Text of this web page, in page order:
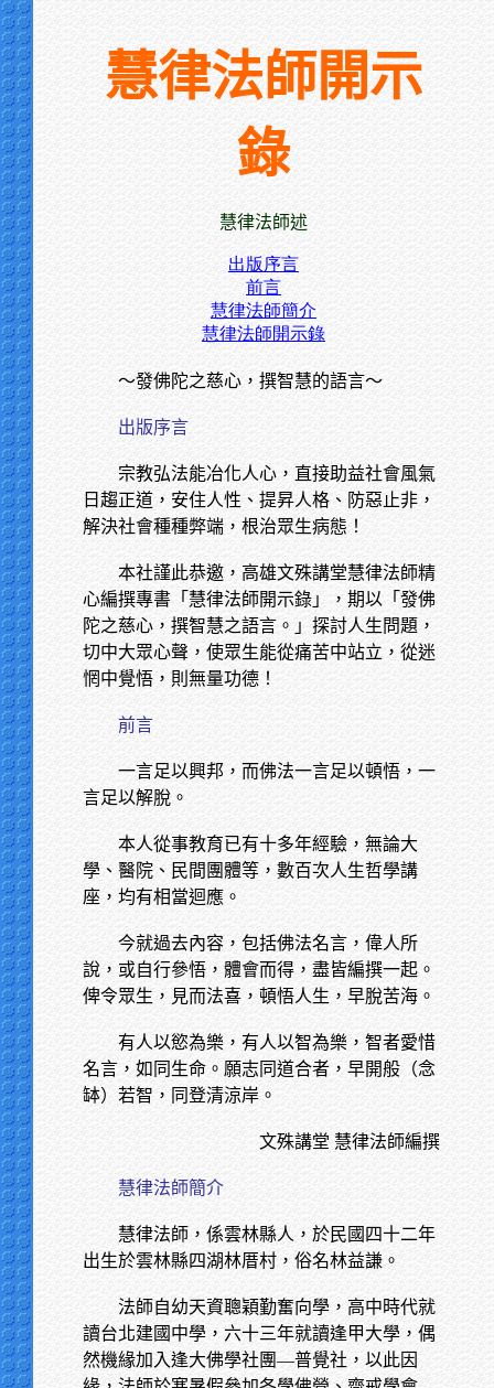
慧律法師開示
錄
慧律法師述
出版序言
前言
慧律法師簡介
慧律法師開示錄
～發佛陀之慈心，撰智慧的語言～
出版序言
宗教弘法能冶化人心，直接助益社會風氣
日趨正道，安住人性、提昇人格、防惡止非，
解決社會種種弊端，根治眾生病態！
本社謹此恭邀，高雄文殊講堂慧律法師精
心編撰專書「慧律法師開示錄」，期以「發佛
陀之慈心，撰智慧之語言。」探討人生問題，
切中大眾心聲，使眾生能從痛苦中站立，從迷
惘中覺悟，則無量功德！
前言
一言足以興邦，而佛法一言足以頓悟，一
言足以解脫。
本人從事教育已有十多年經驗，無論大
學、醫院、民間團體等，數百次人生哲學講
座，均有相當迴應。
今就過去內容，包括佛法名言，偉人所
說，或自行參悟，體會而得，盡皆編撰一起。
俾令眾生，見而法喜，頓悟人生，早脫苦海。
有人以慾為樂，有人以智為樂，智者愛惜
名言，如同生命。願志同道合者，早開般（念
缽）若智，同登清涼岸。
文殊講堂 慧律法師編撰
慧律法師簡介
慧律法師，係雲林縣人，於民國四十二年
出生於雲林縣四湖林厝村，俗名林益謙。
法師自幼天資聰穎勤奮向學，高中時代就
讀台北建國中學，六十三年就讀逢甲大學，偶
然機緣加入逢大佛學社團—普覺社，以此因